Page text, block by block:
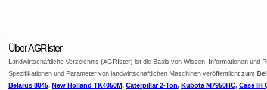
Über AGRIster
Landwirtschaftliche Verzeichnis (AGRIster) ist die Basis von Wissen, Informationen
Spezifikationen und Parameter von landwirtschaftlichen Maschinen veröffentlicht zum
Belarus 8045, New Holland TK4050M, Caterpillar 2-Ton, Kubota M7950HC, Case IH